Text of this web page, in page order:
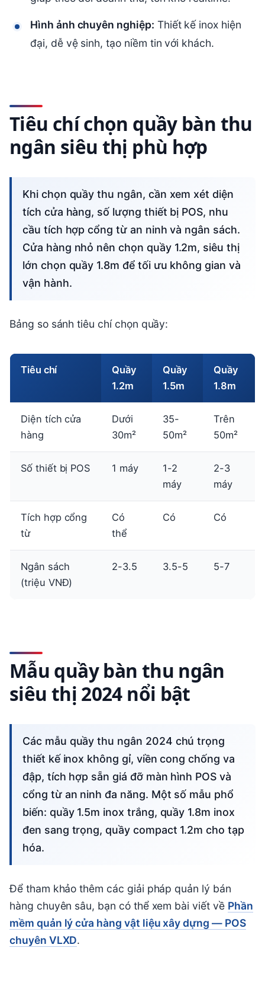
Hình ảnh chuyên nghiệp: Thiết kế inox hiện
đại, dễ vệ sinh, tạo niềm tin với khách.
Tiêu chí chọn quầy bàn thu
ngân siêu thị phù hợp
Khi chọn quầy thu ngân, cần xem xét diện
tích cửa hàng, số lượng thiết bị POS, nhu
cầu tích hợp cổng từ an ninh và ngân sách.
Cửa hàng nhỏ nên chọn quầy 1.2m, siêu thị
lớn chọn quầy 1.8m để tối ưu không gian và
vận hành.
Bảng so sánh tiêu chí chọn quầy:
Tiêu chí
Quầy
1.2m
Quầy
1.5m
Quầy
1.8m
Diện tích cửa
hàng
Dưới
30m²
35-
50m²
Trên
50m²
Số thiết bị POS 1 máy
1-2
máy
2-3
máy
Tích hợp cổng
từ
Có
thể
Có Có
Ngân sách
(triệu VNĐ)
2-3.5 3.5-5 5-7
Mẫu quầy bàn thu ngân
siêu thị 2024 nổi bật
Các mẫu quầy thu ngân 2024 chú trọng
thiết kế inox không gỉ, viền cong chống va
đập, tích hợp sẵn giá đỡ màn hình POS và
cổng từ an ninh đa năng. Một số mẫu phổ
biến: quầy 1.5m inox trắng, quầy 1.8m inox
đen sang trọng, quầy compact 1.2m cho tạp
hóa.
Để tham khảo thêm các giải pháp quản lý bán
hàng chuyên sâu, bạn có thể xem bài viết về Phần
mềm quản lý cửa hàng vật liệu xây dựng — POS
chuyên VLXD.